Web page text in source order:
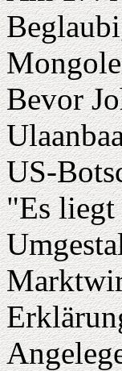
Bevor
US-
"Es liegt